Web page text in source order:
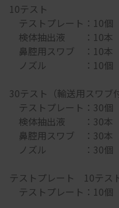
10テスト
テストプレート：10個
検体抽出液 ：10本
鼻腔用スワブ ：10本
ノズル ：10個
30テスト（輸送用スワブ
テストプレート：30個
検体抽出液 ：30本
鼻腔用スワブ ：30本（
ノズル ：30個
テストプレート 10テス
テストプレート：10個